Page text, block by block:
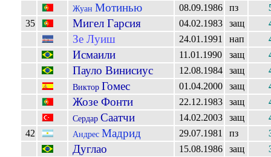
Жуан Мотинью 08.09.1986 пз
35
Мигел Гарсия 04.02.1983 защ
Зе Луиш 24.01.1991 нап
Исмаили 11.01.1990 защ
Пауло Винисиус 12.08.1984 защ
Виктор Гомес 01.04.2000 защ
Жозе Фонти 22.12.1983 защ
СердарСаатчи 14.02.2003 защ
42
Андрес Мадрид 29.07.1981 пз
Дуглао 15.08.1986 защ